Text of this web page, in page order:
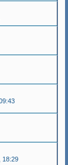
18:29